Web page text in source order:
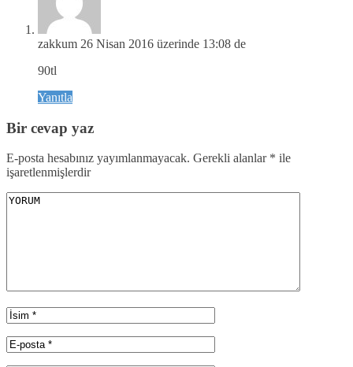
zakkum 26 Nisan 2016 üzerinde 13:08 de
90tl
Yanıtla
Bir cevap yaz
E-posta hesabınız yayımlanmayacak. Gerekli alanlar * ile
işaretlenmişlerdir